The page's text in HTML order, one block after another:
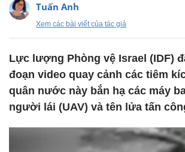
Tuấn Anh
Xem các bài viết của tác giả
Lực lượng Phòng vệ Israel (IDF)
đoạn video quay cảnh các tiêm
quân nước này bắn hạ các máy
người lái (UAV) và tên lửa tấn